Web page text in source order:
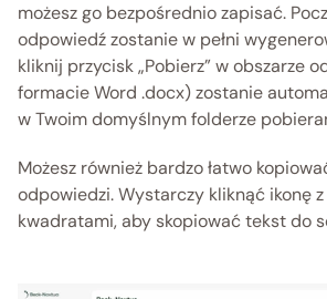
możesz go bezpośrednio zapisać.
odpowiedź zostanie w pełni
kliknij przycisk „Pobierz” w obszarze
formacie Word .docx) zostanie
w Twoim domyślnym folderze
Możesz również bardzo łatwo
odpowiedzi. Wystarczy kliknąć ikonę
kwadratami, aby skopiować tekst do